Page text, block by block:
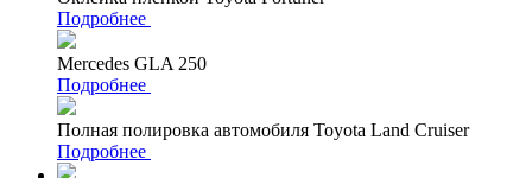
Подробнее
Mercedes GLA 250
Подробнее
Полная полировка автомобиля Toyota Land Cruiser
Подробнее